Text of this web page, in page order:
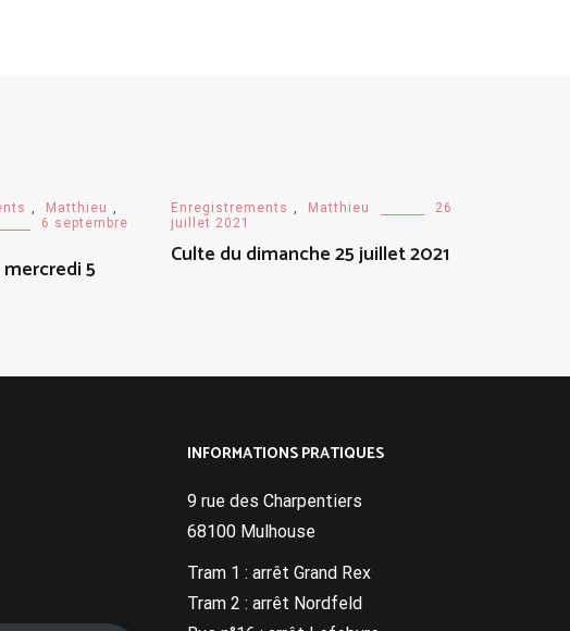
, Matthieu ,
6 septembre
5
Enregistrements , Matthieu
26
juillet 2021
Culte du dimanche 25 juillet 2021
INFORMATIONS PRATIQUES
9 rue des Charpentiers
68100 Mulhouse
Tram 1 : arrêt Grand Rex
Tram 2 : arrêt Nordfeld